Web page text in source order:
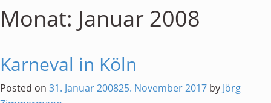
Monat: Januar 2008
Karneval in Köln
Posted on 31. Januar 200825. November 2017 by Jörg
KALENDER
GALERIE
Videos